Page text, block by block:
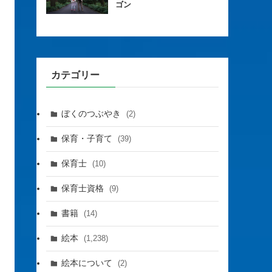
ゴン
カテゴリー
ぼくのつぶやき (2)
保育・子育て (39)
保育士 (10)
保育士資格 (9)
書籍 (14)
絵本 (1,238)
絵本について (2)